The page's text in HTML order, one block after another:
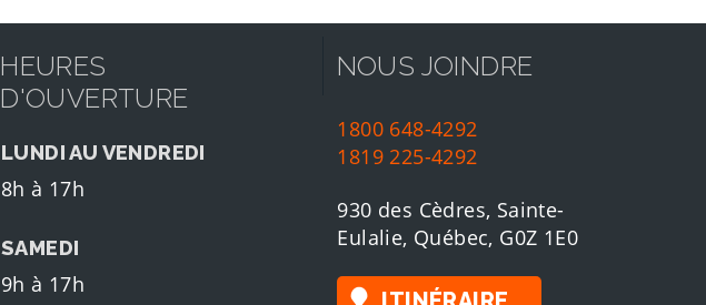
HEURES
D'OUVERTURE
LUNDI AU VENDREDI
8h à 17h
SAMEDI
9h à 17h
NOUS JOINDRE
1800 648-4292
1819 225-4292
930 des Cèdres, Sainte-
Eulalie, Québec, G0Z 1E0